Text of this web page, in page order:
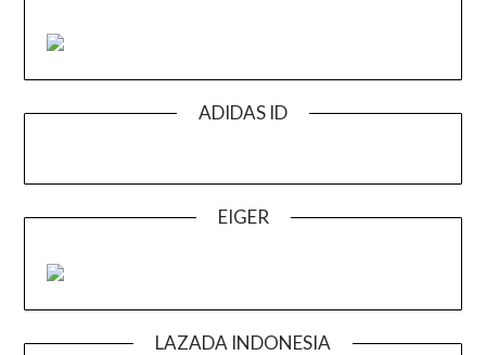
ADIDAS ID
EIGER
LAZADA INDONESIA